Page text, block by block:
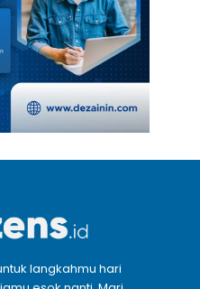
langkahmu hari